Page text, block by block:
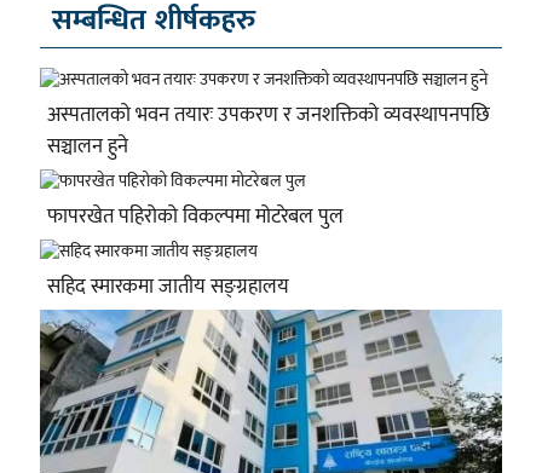
सम्बन्धित शीर्षकहरु
अस्पतालको भवन तयारः उपकरण र जनशक्तिको व्यवस्थापनपछि
सञ्चालन हुने
फापरखेत पहिरोको विकल्पमा मोटरेबल पुल
सहिद स्मारकमा जातीय सङ्ग्रहालय